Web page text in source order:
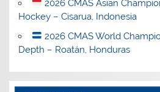
2026 CMAS Asian
Hockey – Cisarua, Indonesia
2026 CMAS World
Depth – Roatán, Honduras